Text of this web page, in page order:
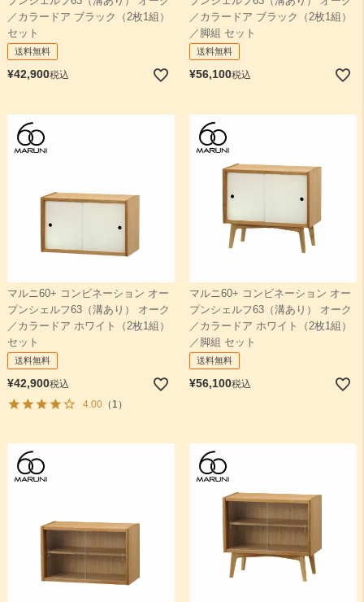
／カラードア ブラック（2枚1組）
セット
送料無料
¥42,900税込
／カラードア ブラック（2枚1組）
／脚組 セット
送料無料
¥56,100税込
マルニ60+ コンビネーション オー
プンシェルフ63（溝あり） オーク
／カラードア ホワイト（2枚1組）
セット
送料無料
¥42,900税込
4.00（1）
マルニ60+ コンビネーション オー
プンシェルフ63（溝あり） オーク
／カラードア ホワイト（2枚1組）
／脚組 セット
送料無料
¥56,100税込